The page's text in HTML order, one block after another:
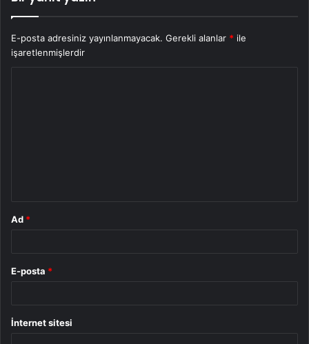
E-posta adresiniz yayınlanmayacak. Gerekli alanlar * ile
işaretlenmişlerdir
Ad *
E-posta *
İnternet sitesi